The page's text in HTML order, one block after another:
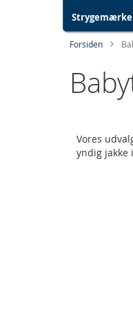
Forsiden
Vores
yndig jakke